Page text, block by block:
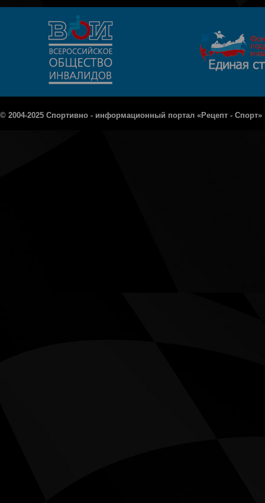
© 2004-2025 Спортивно - информационный портал «Рецепт - Спорт»